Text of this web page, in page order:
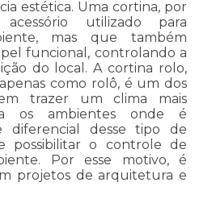
estética. Uma cortina, por
utilizado para
mas que também
funcional, controlando a
do local. A cortina rolo,
como rolô, é um dos
trazer um clima mais
os ambientes onde é
diferencial desse tipo de
possibilitar o controle de
Por esse motivo, é
projetos de arquitetura e